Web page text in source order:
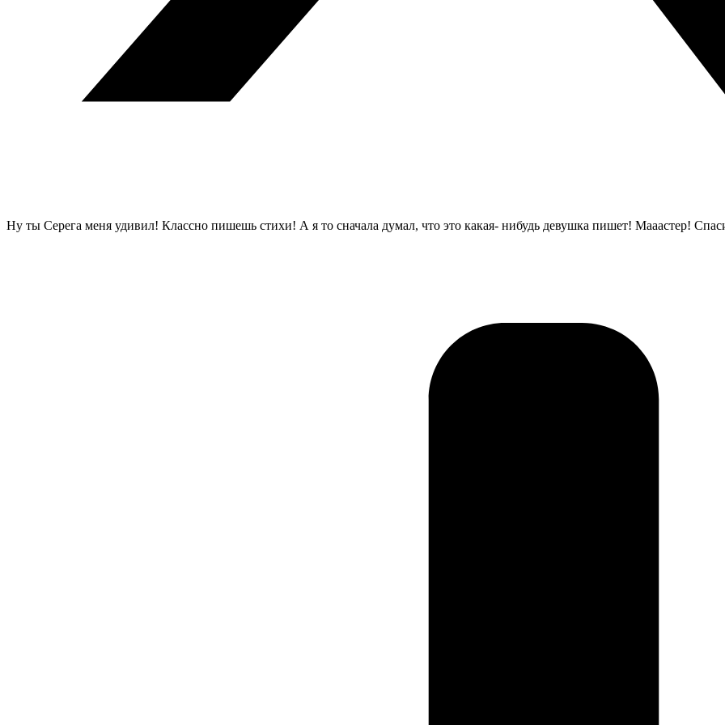
Ну ты Серега меня удивил! Классно пишешь стихи! А я то сначала думал, что это какая- нибудь девушка пишет! Мааастер!